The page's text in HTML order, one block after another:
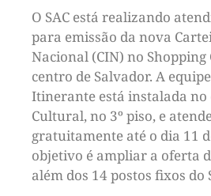
O SAC está realizando
para emissão da nova
Nacional (CIN) no Shopping
centro de Salvador. A
Itinerante está instalada no
Cultural, no 3º piso, e
gratuitamente até o dia 11
objetivo é ampliar a oferta
além dos 14 postos fixos do